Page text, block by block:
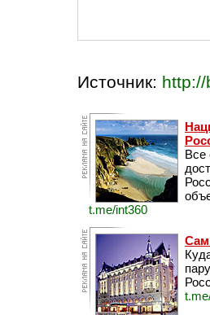
Источник:
Все
t.me/int360